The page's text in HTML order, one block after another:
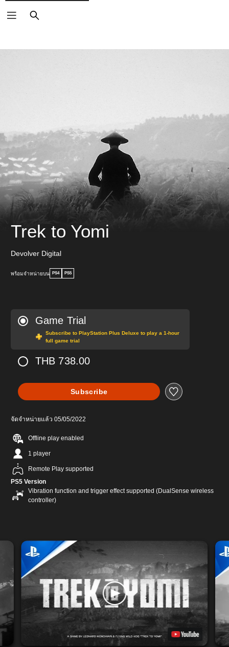
Trek to Yomi
Devolver Digital
พร้อมจำหน่ายบน PS4 PS5
Game Trial
Subscribe to PlayStation Plus Deluxe to play a 1-hour
full game trial
THB 738.00
Subscribe
จัดจำหน่ายแล้ว 05/05/2022
Offline play enabled
1 player
Remote Play supported
PS5 Version
Vibration function and trigger effect supported (DualSense wireless
controller)